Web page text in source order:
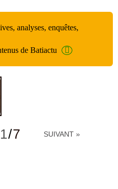
analyses, enquêtes,
de Batiactu
1/7 SUIVANT »